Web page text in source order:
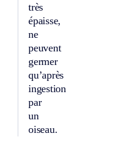
très
épaisse,
ne
peuvent
germer
qu’après
ingestion
par
un
oiseau.